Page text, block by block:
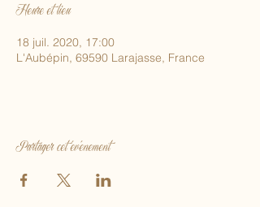
Heure et lieu
18 juil. 2020, 17:00
L'Aubépin, 69590 Larajasse, France
Partager cet événement